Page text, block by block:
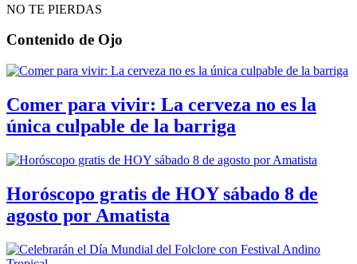
NO TE PIERDAS
Contenido de Ojo
Comer para vivir: La cerveza no es la
única culpable de la barriga
Horóscopo gratis de HOY sábado 8 de
agosto por Amatista